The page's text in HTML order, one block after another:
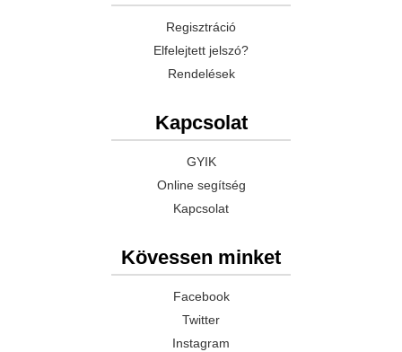
Regisztráció
Elfelejtett jelszó?
Rendelések
Kapcsolat
GYIK
Online segítség
Kapcsolat
Kövessen minket
Facebook
Twitter
Instagram